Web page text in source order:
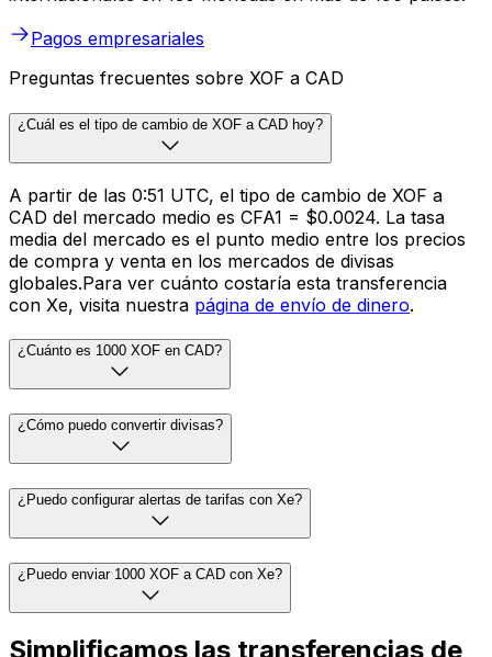
Pagos empresariales
Preguntas frecuentes sobre XOF a CAD
¿Cuál es el tipo de cambio de XOF a CAD hoy?
A partir de las 0:51 UTC, el tipo de cambio de XOF a
CAD del mercado medio es CFA1 = $0.0024. La tasa
media del mercado es el punto medio entre los precios
de compra y venta en los mercados de divisas
globales.Para ver cuánto costaría esta transferencia
con Xe, visita nuestra página de envío de dinero.
¿Cuánto es 1000 XOF en CAD?
¿Cómo puedo convertir divisas?
¿Puedo configurar alertas de tarifas con Xe?
¿Puedo enviar 1000 XOF a CAD con Xe?
Simplificamos las transferencias de